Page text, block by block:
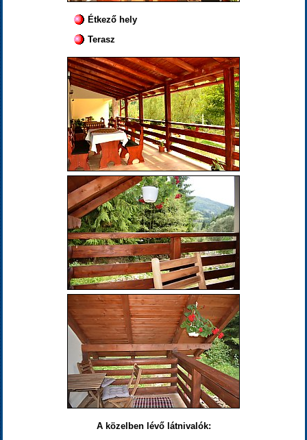
Étkező hely
Terasz
A közelben lévő látnivalók: